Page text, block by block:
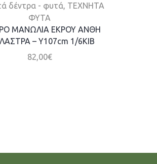
δέντρα - φυτά, ΤΕΧΝΗΤΑ
ΦΥΤΑ
ΜΑΝΩΛΙΑ ΕΚΡΟΥ ΑΝΘΗ
– Y107cm 1/6KIB
82,00€